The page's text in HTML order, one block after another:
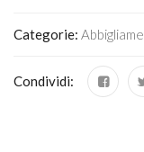
Categorie:
Condividi: